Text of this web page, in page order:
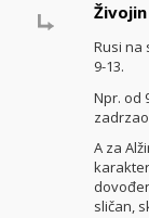
Rusi na
9-13.
Npr. od
A za
sličan,